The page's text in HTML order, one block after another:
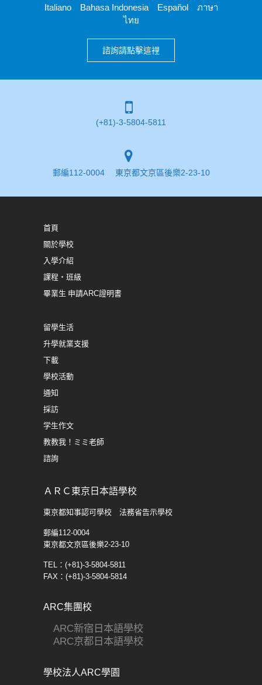
Italiano Bahasa Indonesia Español ภาษา
ไทย
諮詢請點擊這裡
(+81)-3-5804-5811
郵編112-0004 東京都文京區後樂2-23-10
首頁
關於學校
入學介紹
課程・班級
畢業生 申請ARC證明書
留學生活
升學就業支援
下載
學校活動
通知
採訪
学生​作文
教教我！ミミ老師
諮詢
ＡＲＣ東京日本語學校
東京都知事認可學校 法務省告示學校
郵編112-0004
東京都文京區後樂2-23-10
TEL：(+81)-3-5804-5811
FAX：(+81)-3-5804-5814
ARC集團校
ARC新宿日本語學校
ARC京都日本語學校
學校法人ARC學園